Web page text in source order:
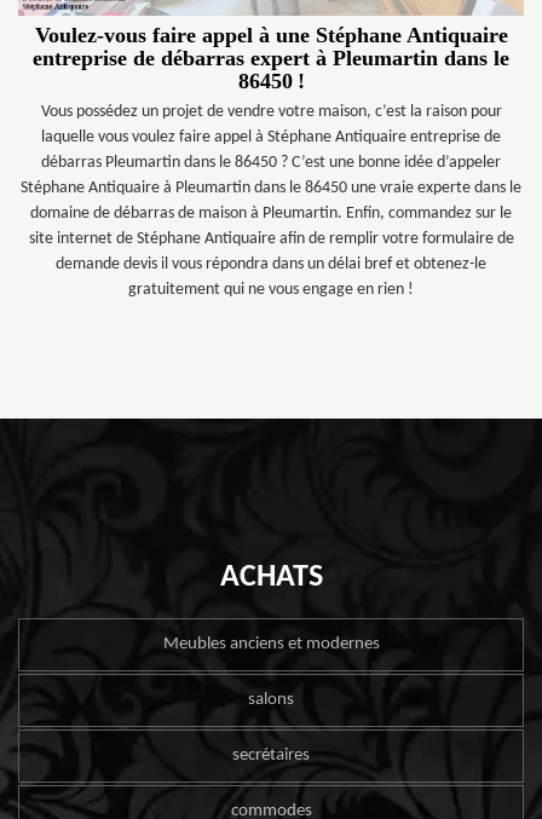
Voulez-vous faire appel à une Stéphane Antiquaire
entreprise de débarras expert à Pleumartin dans le
86450 !
Vous possédez un projet de vendre votre maison, c’est la raison pour
laquelle vous voulez faire appel à Stéphane Antiquaire entreprise de
débarras Pleumartin dans le 86450 ? C’est une bonne idée d’appeler
Stéphane Antiquaire à Pleumartin dans le 86450 une vraie experte dans le
domaine de débarras de maison à Pleumartin. Enfin, commandez sur le
site internet de Stéphane Antiquaire afin de remplir votre formulaire de
demande devis il vous répondra dans un délai bref et obtenez-le
gratuitement qui ne vous engage en rien !
ACHATS
Meubles anciens et modernes
salons
secrétaires
commodes